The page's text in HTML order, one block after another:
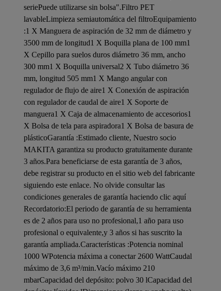
seriePuede utilizarse sin bolsa".Filtro PET
lavableLimpieza semiautomática del filtroEquipamiento
:1 X Manguera de aspiración de 32 mm de diámetro y
3500 mm de longitud1 X Boquilla plana de 100 mm1
X Cepillo para suelos duros diámetro 36 mm, ancho
300 mm1 X Boquilla universal2 X Tubo diámetro 36
mm, longitud 505 mm1 X Mango angular con
regulador de flujo de aire1 X Conexión de aspiración
con regulador de caudal de aire1 X Soporte de
manguera1 X Caja de almacenamiento de accesorios1
X Bolsa de tela para aspiradora1 X Bolsa de basura de
plásticoGarantía :Estimado cliente, Nuestro socio
MAKITA garantiza su producto gratuitamente durante
3 años.Para beneficiarse de esta garantía de 3 años,
debe registrar su producto en el sitio web del fabricante
siguiendo este enlace. No olvide consultar las
condiciones generales de garantía haciendo clic aquí
Recordatorio:El periodo de garantía de su herramienta
es de 2 años para uso no profesional,1 año para uso
profesional o equivalente,y 3 años si has suscrito la
garantía ampliada.Características :Potencia nominal
1000 WPotencia máxima a conectar 2600 WattCaudal
máximo de 3,6 m³/min.Vacío máximo 210
mbarCapacidad del depósito: polvo 30 lCapacidad del